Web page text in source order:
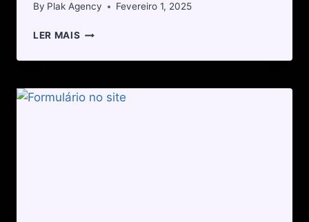
By Plak Agency Fevereiro 1, 2025
LER MAIS